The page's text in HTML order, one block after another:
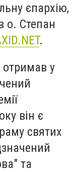
єпархію,
о. Степан
.
у
він є
святих
та